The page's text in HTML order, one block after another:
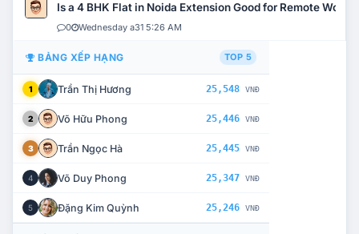
Is a 4 BHK Flat in Noida Extension Good for Remote Work?
0 Wednesday a31 5:26 AM
BẢNG XẾP HẠNG TOP 5
1 Trần Thị Hương 25,548 VNĐ
2 Võ Hữu Phong 25,446 VNĐ
3 Trần Ngọc Hà 25,445 VNĐ
4 Võ Duy Phong 25,347 VNĐ
5 Đặng Kim Quỳnh 25,246 VNĐ